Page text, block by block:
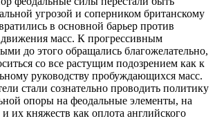
угрозой и соперником британскому
в основной барьер против
масс. К прогрессивным
до этого обращались благожелательно,
со все растущим подозрением как к
руководству пробуждающихся масс.
стали сознательно проводить политику
опоры на феодальные элементы, на
их княжеств как оплота английского